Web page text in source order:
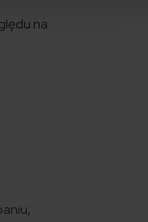
na